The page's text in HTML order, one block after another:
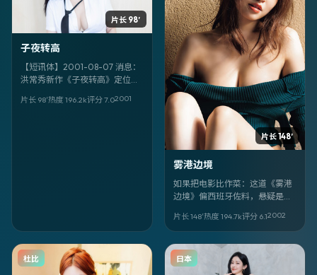
片长 98′
子夜转高
【短讯体】2001-08-07 消息：
洪常秀新作《子夜转高》定位悬
陆。领衔：任素汐、章子怡、朴
片长 98′热度 196.2k评分7.02001
片长 148′
雾港边境
如果把电影比作菜：这道《雾港
边境》偏西班牙佐料，悬疑是主
欣、生田斗真负责「提鲜」。
片长 148′热度 194.7k评分 6.12002
杜比 日本